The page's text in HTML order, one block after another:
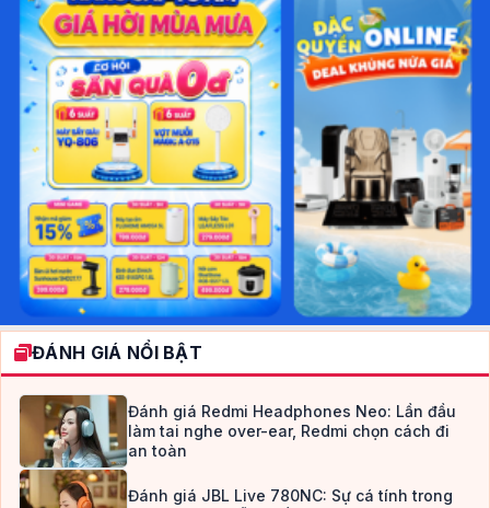
ĐÁNH GIÁ NỔI BẬT
Đánh giá Redmi Headphones Neo: Lần đầu
làm tai nghe over-ear, Redmi chọn cách đi
an toàn
Đánh giá JBL Live 780NC: Sự cá tính trong